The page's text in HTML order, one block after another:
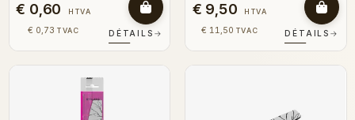
€ 0,60 HTVA
€ 0,73 TVAC DÉTAILS →
€ 9,50 HTVA
€ 11,50 TVAC DÉTAILS →